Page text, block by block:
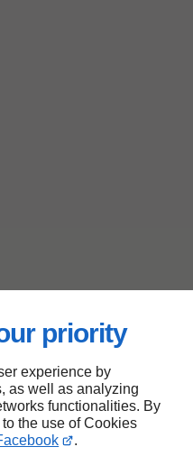
priority
experience by
as well as analyzing
functionalities. By
the use of Cookies
.